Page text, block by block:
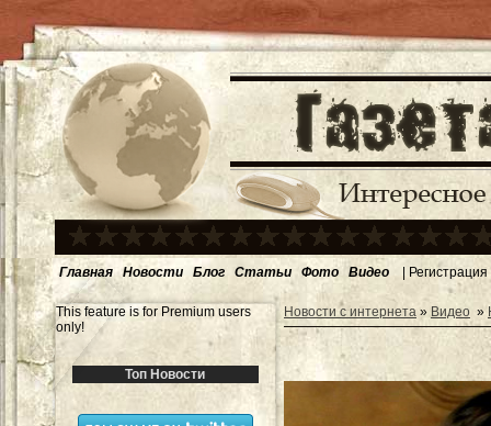
Главная Новости Блог Статьи Фото Видео | Регистрация
This feature is for Premium users
only!
Топ Новости
Новости с интернета » Видео »